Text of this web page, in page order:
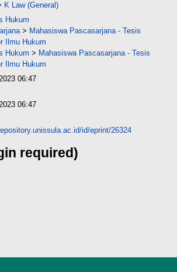
K Law (General)
Hukum
> Mahasiswa Pascasarjana - Tesis
Ilmu Hukum
Hukum > Mahasiswa Pascasarjana - Tesis
Ilmu Hukum
06:47
06:47
id/eprint/26324
required)